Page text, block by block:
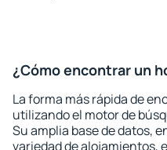
¿Cómo encontrar un
La forma más rápida de
utilizando el motor de
Su amplia base de datos,
variedad de alojamientos,